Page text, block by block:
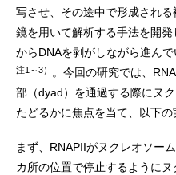
写させ、その途中で形成され
鏡を用いて解析する手法を開
からDNAを剥がしながら進ん
注1～3） 。今回の研究では、
部（dyad）を通過する際にヌ
たどるかに焦点を当て、以下の
まず、RNAPIIがヌクレオソー
カ所の位置で停止するように